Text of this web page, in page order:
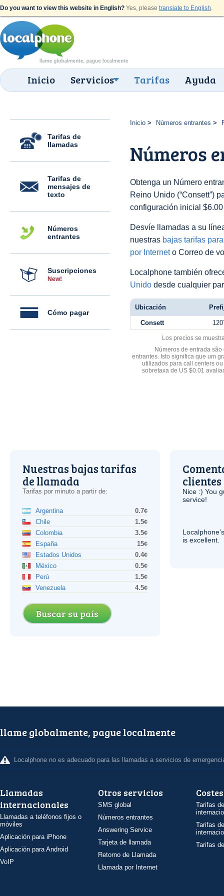
Do you want to view this website in English? Yes, please translate to English.
Inicio Servicios Tarifas Ayuda
Tarifas de
llamadas
Tarifas de
mensajes de
texto
Números
entrantes
Suscripciones
New!
Cómo pagar
Inicio Números entrantes
Números
Obtenga un Número
Reino Unido (“Consett”)
configuración inicial
Desvíe llamadas a su
nuestras bajas tarifas
por Interneto Correo de
Localphone también
Unido desde cualquier
Ubicación
Consett
Los precios se
Números de entrada
entrantes. Isto significa que um
utilizados para call centers
sobretaxa de US $0.01
Nuestras bajas tarifas
de llamada
Tarifas por minuto a partir de:
Argentina
0.7¢
Chile
1.5¢
Colombia
3.5¢
España
15¢
Estados Unidos
0.4¢
México
0.5¢
Perú
1.5¢
Venezuela
4.5¢
Buscar su país
clientes
Nice :) You
service!
is excellent.
llame globalmente, pague localmente
Localphone no es adecuado para las llamadas a servicios de
Llamadas
internacionales
Llamadas a teléfonos fijos o
móviles
Aplicación para iPhone
Aplicación para Android
VoIP
Otros servicios
SMS global
Números entrantes
Answering Service
Tarjeta de llamada
Retorno de Llamada
Llamada por Internet
Costes
Tarifas
Tarifas
Tarifas